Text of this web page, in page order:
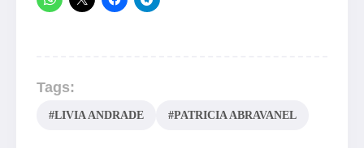
Tags:
#LIVIA ANDRADE #PATRICIA ABRAVANEL